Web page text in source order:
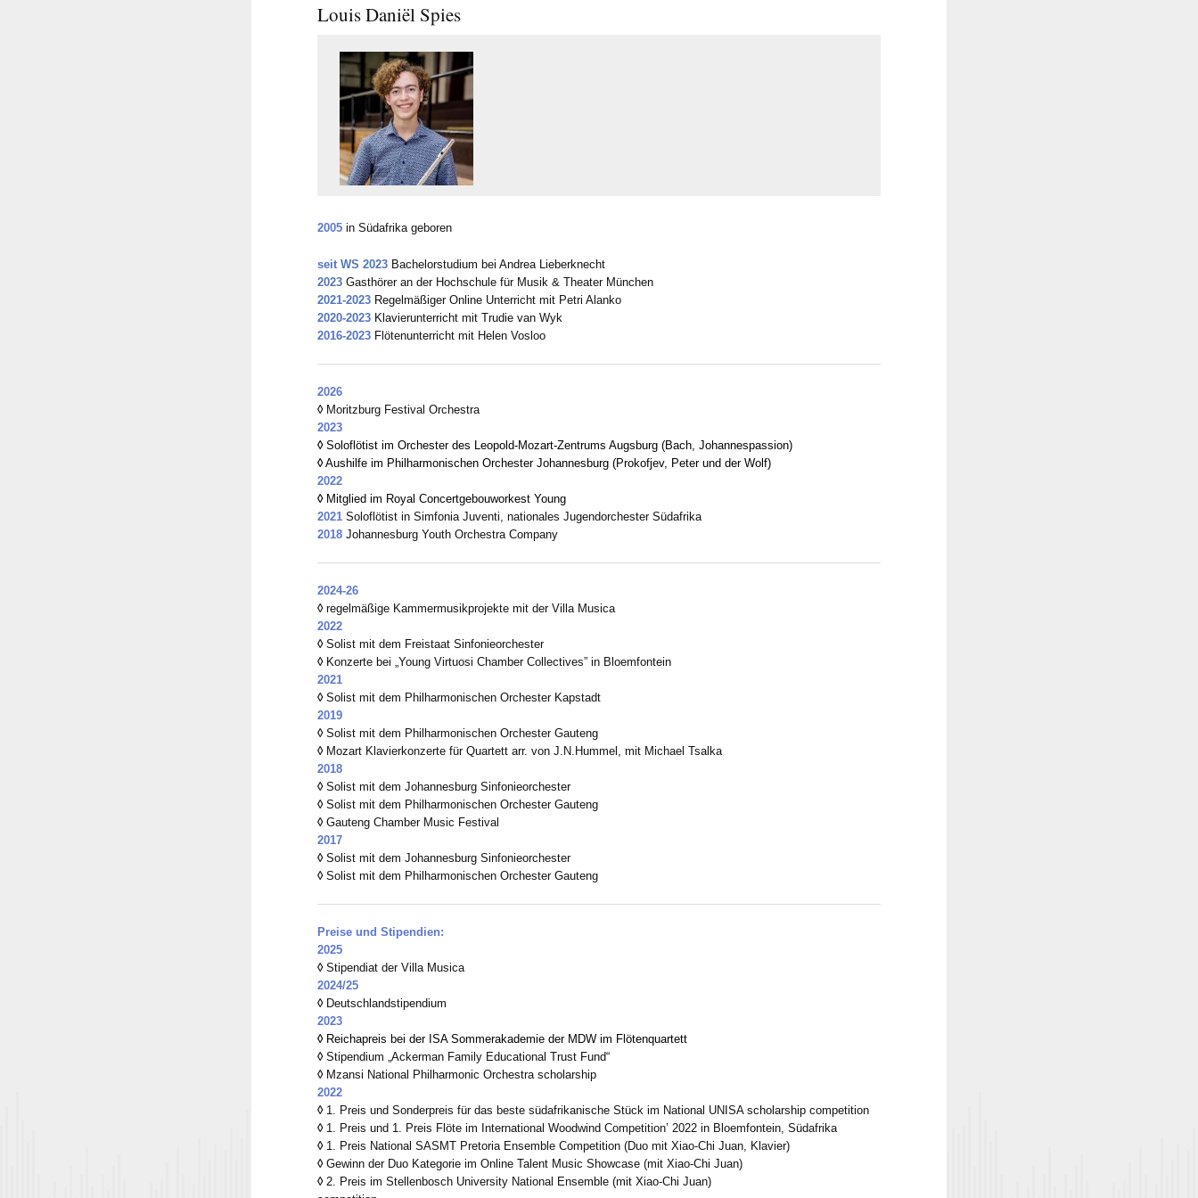
Louis Daniël Spies
2005 in Südafrika geboren
seit WS 2023 Bachelorstudium bei Andrea Lieberknecht
2023 Gasthörer an der Hochschule für Musik & Theater München
2021-2023 Regelmäßiger Online Unterricht mit Petri Alanko
2020-2023 Klavierunterricht mit Trudie van Wyk
2016-2023 Flötenunterricht mit Helen Vosloo
2026
◊ Moritzburg Festival Orchestra
2023
◊Soloflötist im Orchester des Leopold-Mozart-Zentrums Augsburg (Bach, Johannespassion)
◊Aushilfe im Philharmonischen Orchester Johannesburg (Prokofjev, Peter und der Wolf)
2022
◊ Mitglied im Royal Concertgebouworkest Young
2021 Soloflötist in Simfonia Juventi, nationales Jugendorchester Südafrika
2018 Johannesburg Youth Orchestra Company
2024-26
◊regelmäßige Kammermusikprojekte mit der Villa Musica
2022
◊Solist mit dem Freistaat Sinfonieorchester
◊Konzerte bei „Young Virtuosi Chamber Collectives” in Bloemfontein
2021
◊Solist mit dem Philharmonischen Orchester Kapstadt
2019
◊Solist mit dem Philharmonischen Orchester Gauteng
◊Mozart Klavierkonzerte für Quartett arr. von J.N.Hummel, mit Michael Tsalka
2018
◊Solist mit dem Johannesburg Sinfonieorchester
◊Solist mit dem Philharmonischen Orchester Gauteng
◊Gauteng Chamber Music Festival
2017
◊Solist mit dem Johannesburg Sinfonieorchester
◊Solist mit dem Philharmonischen Orchester Gauteng
Preise und Stipendien:
2025
◊Stipendiat der Villa Musica
2024/25
◊ Deutschlandstipendium
2023
◊ Reichapreis bei der ISA Sommerakademie der MDW im Flötenquartett
◊ Stipendium „Ackerman Family Educational Trust Fund“
◊Mzansi National Philharmonic Orchestra scholarship
2022
◊1. Preis und Sonderpreis für das beste südafrikanische Stück im National UNISA scholarship competition
◊1. Preis und 1. Preis Flöte im International Woodwind Competition’ 2022 in Bloemfontein, Südafrika
◊1. Preis National SASMT Pretoria Ensemble Competition (Duo mit Xiao-Chi Juan, Klavier)
◊Gewinn der Duo Kategorie im Online Talent Music Showcase (mit Xiao-Chi Juan)
◊2. Preis im Stellenbosch University National Ensemble (mit Xiao-Chi Juan)